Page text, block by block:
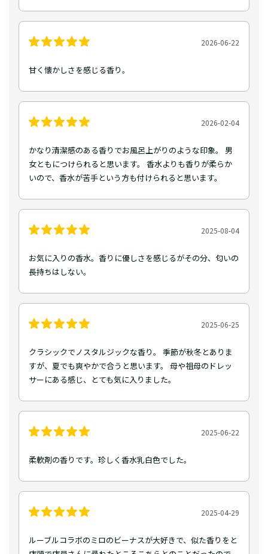
2026-06-22
甘く懐かしさを感じる香り。
2026-02-04
かなり清潔感のある香りでお風呂上がりのような印象。 男
女ともにつけられると思います。 香水よりも香りが柔らか
いので、香水が苦手という方も付けられると思います。
2025-08-04
お気に入りの香水。香りに優しさを感じるがその分、匂いの
長持ちはしない。
2025-06-25
クラシックでノスタルジックな香り。 季節が秋冬とありま
すが、夏でも爽やかで合うと思います。 母や祖母のドレッ
サーにある感じ、とても気に入りました。
2025-06-22
柔軟剤の香りです。珍しく香水乳白色でした。
2025-04-29
ルーブルコラボのミロのビーナスが大好きで、似た香りをと